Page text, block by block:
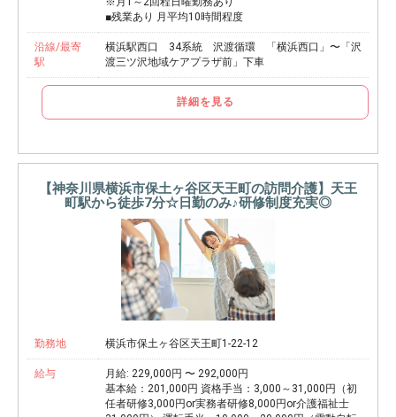
■残業あり 月平均10時間程度
沿線/最寄
駅
横浜駅西口 34系統 沢渡循環 「横浜西口」〜「沢
渡三ツ沢地域ケアプラザ前」下車
詳細を見る
【神奈川県横浜市保土ヶ谷区天王町の訪問介護】天王
町駅から徒歩7分☆日勤のみ♪研修制度充実◎
勤務地 横浜市保土ヶ谷区天王町1-22-12
給与
月給: 229,000円 〜 292,000円
基本給：201,000円 資格手当：3,000～31,000円（初
任者研修3,000円or実務者研修8,000円or介護福祉士